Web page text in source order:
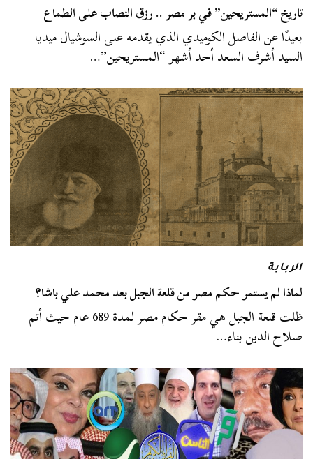
تاريخ “المستريحين” في بر مصر .. رزق النصاب على الطماع
بعيدًا عن الفاصل الكوميدي الذي يقدمه على السوشيال ميديا
السيد أشرف السعد أحد أشهر “المستريحين”…
الربابة
لماذا لم يستمر حكم مصر من قلعة الجبل بعد محمد علي باشا؟
ظلت قلعة الجبل هي مقر حكام مصر لمدة 689 عام حيث أتم
صلاح الدين بناء…